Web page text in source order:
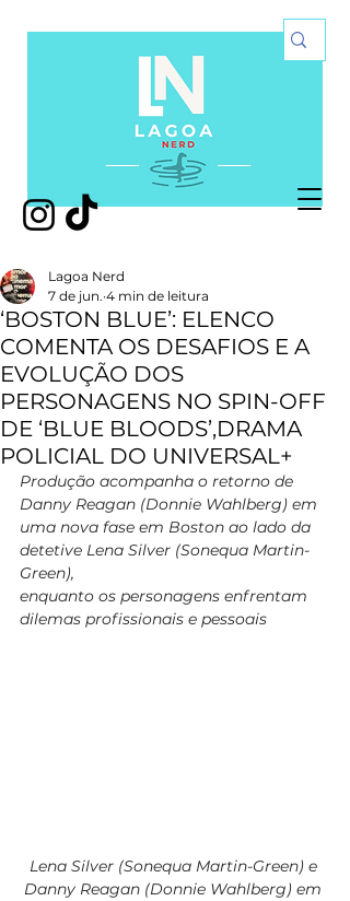
‘BOSTON BLUE’: ELENCO
COMENTA OS DESAFIOS E A
EVOLUÇÃO DOS
PERSONAGENS NO SPIN-OFF
DE ‘BLUE BLOODS’,DRAMA
POLICIAL DO UNIVERSAL+
Lagoa Nerd
7 de jun. 4 min de leitura
Produção acompanha o retorno de
Danny Reagan (Donnie Wahlberg) em
uma nova fase em Boston ao lado da
detetive Lena Silver (Sonequa Martin-
Green),
enquanto os personagens enfrentam
dilemas profissionais e pessoais
Lena Silver (Sonequa Martin-Green) e
Danny Reagan (Donnie Wahlberg) em